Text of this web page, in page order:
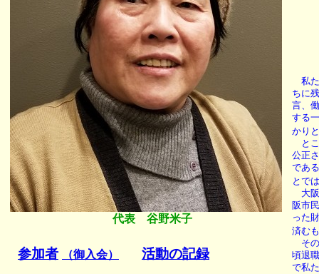
代表 谷野米子
参加者 （御入会） 活動の記録
私た
ちに
言、
する
かり
とこ
公正
であ
とで
大阪
阪市
った
済む
その
頃退
で私